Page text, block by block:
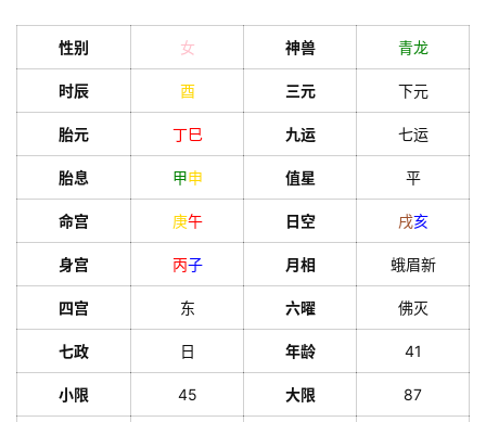
性别 女 神兽 青龙
时辰 酉 三元 下元
胎元 丁巳 九运 七运
胎息 甲申 值星 平
命宫 庚午 日空 戌亥
身宫 丙子 月相 蛾眉新
四宫 东 六曜 佛灭
七政 日 年龄 41
小限 45 大限 87